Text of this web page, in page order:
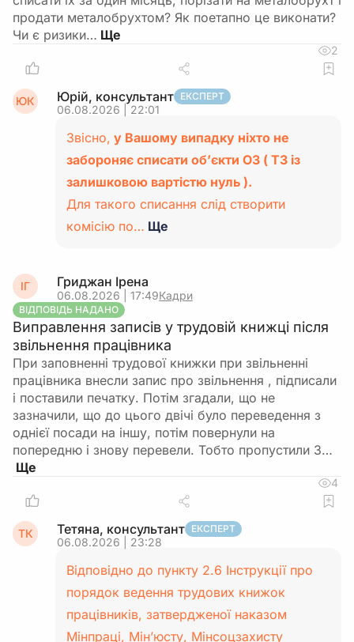
продати металобрухтом? Як поетапно це виконати?
Чи є ризики…
2
ЮК Юрій, консультант ЕКСПЕРТ
06.08.2026 | 22:01
Звісно, у Вашому випадку ніхто не
забороняє списати об’єкти ОЗ ( ТЗ із
залишковою вартістю нуль ).
Для такого списання слід створити
комісію по… Ще
ІГ Гриджан Ірена
06.08.2026 | 17:49Кадри
ВІДПОВІДЬ НАДАНО
Виправлення записів у трудовій книжці після
звільнення працівника
При заповненні трудової книжки при звільненні
працівника внесли запис про звільнення , підписали
і поставили печатку. Потім згадали, що не
зазначили, що до цього двічі було переведення з
однієї посади на іншу, потім повернули на
попередню і знову перевели. Тобто пропустили 3…
4
ТК Тетяна, консультант ЕКСПЕРТ
06.08.2026 | 23:28
Відповідно до пункту 2.6 Інструкції про
порядок ведення трудових книжок
працівників, затвердженої наказом
Мінпраці, Мін’юсту, Мінсоцзахисту